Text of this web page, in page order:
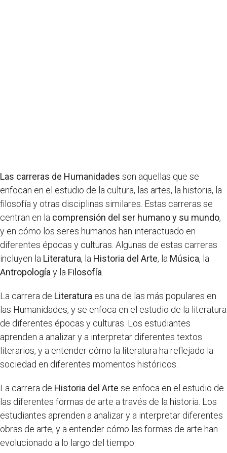
Las carreras de Humanidades son aquellas que se
enfocan en el estudio de la cultura, las artes, la historia, la
filosofía y otras disciplinas similares. Estas carreras se
centran en la comprensión del ser humano y su mundo,
y en cómo los seres humanos han interactuado en
diferentes épocas y culturas. Algunas de estas carreras
incluyen la Literatura, la Historia del Arte, la Música, la
Antropología y la Filosofía
La carrera de Literatura es una de las más populares en
las Humanidades, y se enfoca en el estudio de la literatura
de diferentes épocas y culturas. Los estudiantes
aprenden a analizar y a interpretar diferentes textos
literarios, y a entender cómo la literatura ha reflejado la
sociedad en diferentes momentos históricos.
La carrera de Historia del Arte se enfoca en el estudio de
las diferentes formas de arte a través de la historia. Los
estudiantes aprenden a analizar y a interpretar diferentes
obras de arte, y a entender cómo las formas de arte han
evolucionado a lo largo del tiempo.